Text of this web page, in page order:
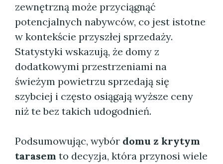
zewnętrzną może przyciągnąć
potencjalnych nabywców, co jest istotne
w kontekście przyszłej sprzedaży.
Statystyki wskazują, że domy z
dodatkowymi przestrzeniami na
świeżym powietrzu sprzedają się
szybciej i często osiągają wyższe ceny
niż te bez takich udogodnień.
Podsumowując, wybór domu z krytym
tarasem to decyzja, która przynosi wiele